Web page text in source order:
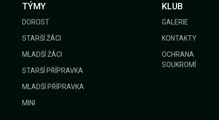
TÝMY
DOROST
STARŠÍ ŽÁCI
MLADŠÍ ŽÁCI
STARŠÍ PŘÍPRAVKA
MLADŠÍ PŘÍPRAVKA
MINI
KLUB
GALERIE
KONTAKTY
OCHRANA
SOUKROMÍ